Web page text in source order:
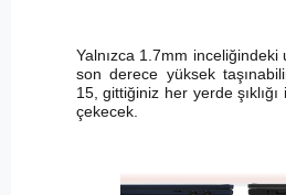
Yalnızca 1.7mm inceliğindeki
son derece yüksek
15, gittiğiniz her yerde
çekecek.